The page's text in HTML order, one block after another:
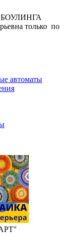
только
автоматы